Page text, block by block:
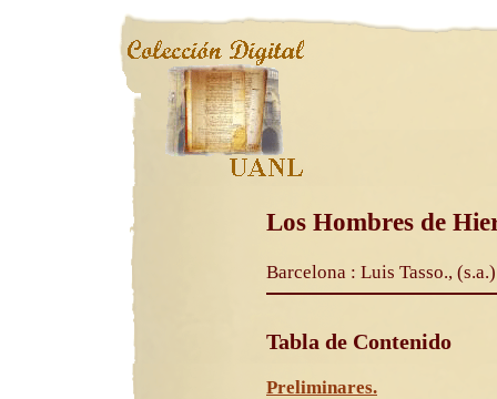
Los Hombres de
Barcelona : Luis Tasso., (s.a.)
Tabla de Contenido
Preliminares.